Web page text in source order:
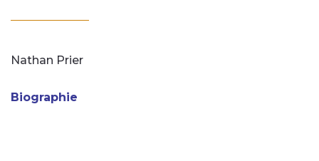
Nathan Prier
Biographie